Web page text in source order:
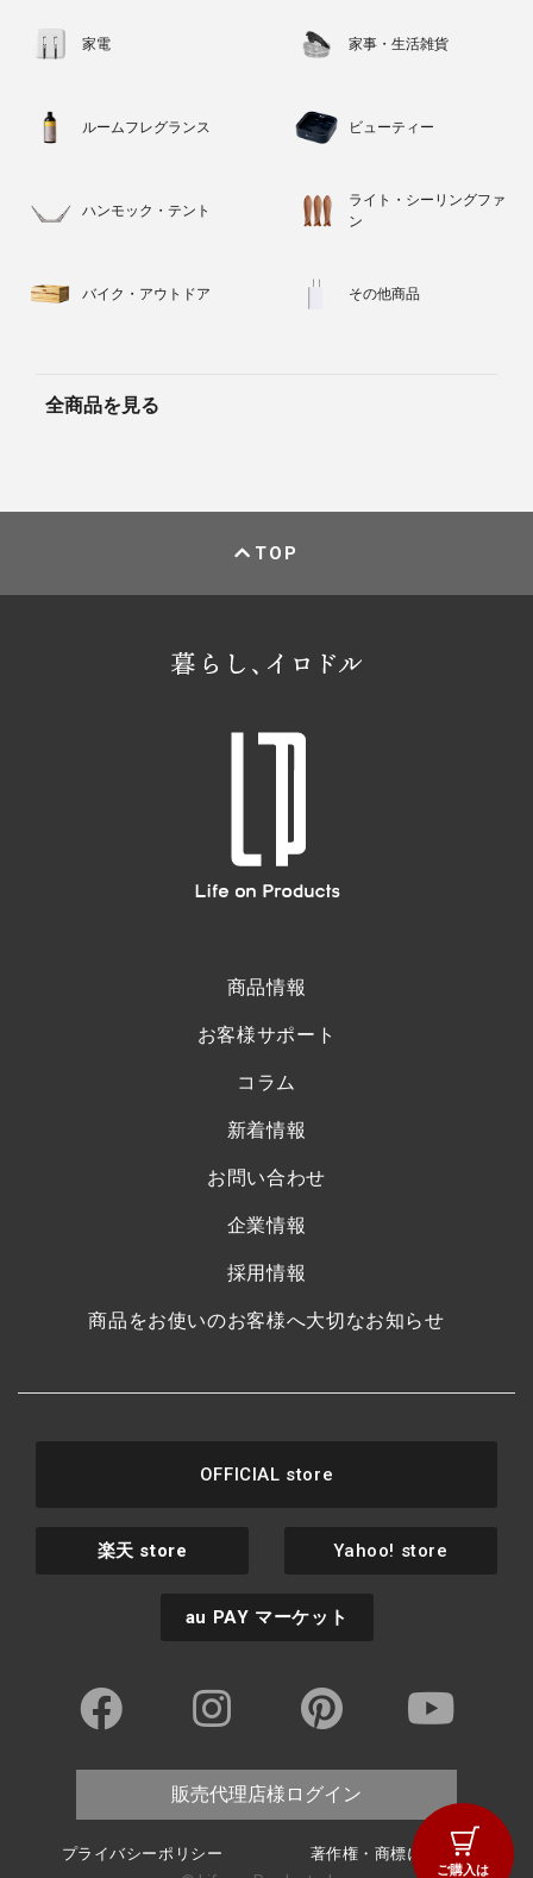
ご購入は
家電 家事・生活雑貨
ルームフレグランス ビューティー
ハンモック・テント
ライト・シーリングファ
ン
バイク・アウトドア その他商品
全商品を見る
TOP
商品情報
お客様サポート
コラム
新着情報
お問い合わせ
企業情報
採用情報
商品をお使いのお客様へ大切なお知らせ
OFFICIAL store
楽天 store Yahoo! store
au PAY マーケット
販売代理店様ログイン
プライバシーポリシー 著作権・商標について